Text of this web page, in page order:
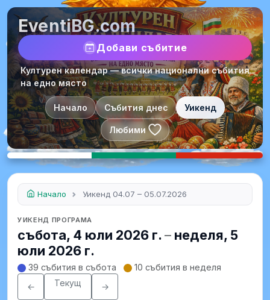
EventiBG.com
Добави събитие
Културен календар — всички национални събития
на едно място
Начало Събития днес Уикенд
Любими
Начало Уикенд 04.07 – 05.07.2026
УИКЕНД ПРОГРАМА
събота, 4 юли 2026 г.– неделя, 5
юли 2026 г.
39 събития в събота
10 събития в неделя
←
Текущ →